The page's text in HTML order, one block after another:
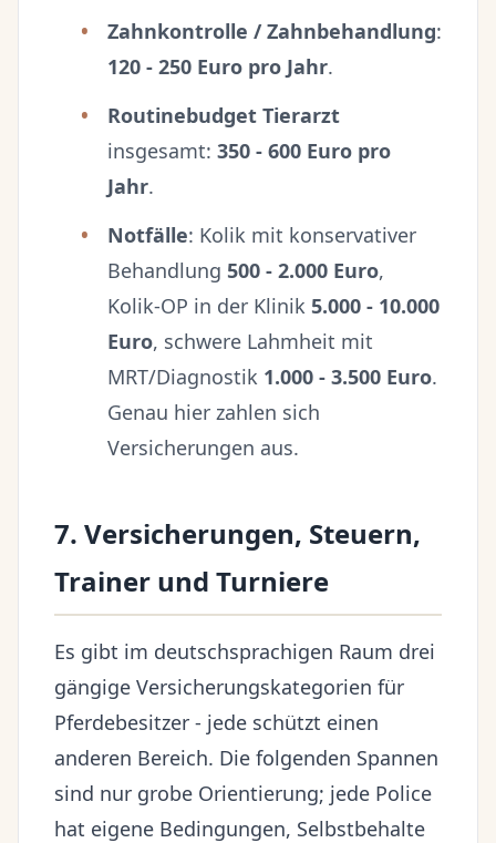
Zahnkontrolle / Zahnbehandlung:
120 - 250 Euro pro Jahr.
Routinebudget Tierarzt
insgesamt: 350 - 600 Euro pro
Jahr.
Notfälle: Kolik mit konservativer
Behandlung 500 - 2.000 Euro,
Kolik-OP in der Klinik 5.000 - 10.000
Euro, schwere Lahmheit mit
MRT/Diagnostik 1.000 - 3.500 Euro.
Genau hier zahlen sich
Versicherungen aus.
7. Versicherungen, Steuern,
Trainer und Turniere
Es gibt im deutschsprachigen Raum drei
gängige Versicherungskategorien für
Pferdebesitzer - jede schützt einen
anderen Bereich. Die folgenden Spannen
sind nur grobe Orientierung; jede Police
hat eigene Bedingungen, Selbstbehalte